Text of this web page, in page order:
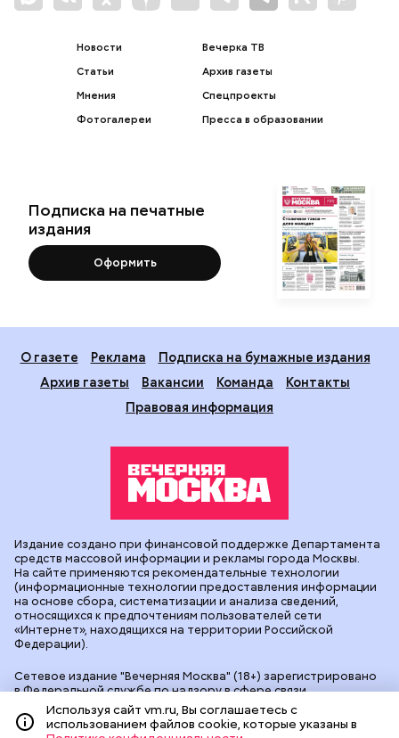
Новости
Статьи
Мнения
Фотогалереи
Вечерка ТВ
Архив газеты
Спецпроекты
Пресса в образовании
Подписка на печатные
издания
Оформить
О газете Реклама
Подписка на бумажные издания
Архив газеты
Вакансии Команда
Контакты
Правовая информация
Сетевое издание "Вечерняя Москва" (18+) зарегистрировано
в Федеральной службе по надзору в сфере связи,
информационных технологий и массовых коммуникаций
(Роскомнадзор). Свидетельство о регистрации ЭЛ № ФС 77 -
90524 от 09.12.2025. Учредитель: АО "Редакция газеты
Издание создано при финансовой поддержке Департамента
средств массовой информации и рекламы города Москвы.
На сайте применяются рекомендательные технологии
(информационные технологии предоставления информации
на основе сбора, систематизации и анализа сведений,
относящихся к предпочтениям пользователей сети
«Интернет», находящихся на территории Российской
Федерации).
Используя сайт vm.ru, Вы соглашаетесь с
использованием файлов cookie, которые указаны в